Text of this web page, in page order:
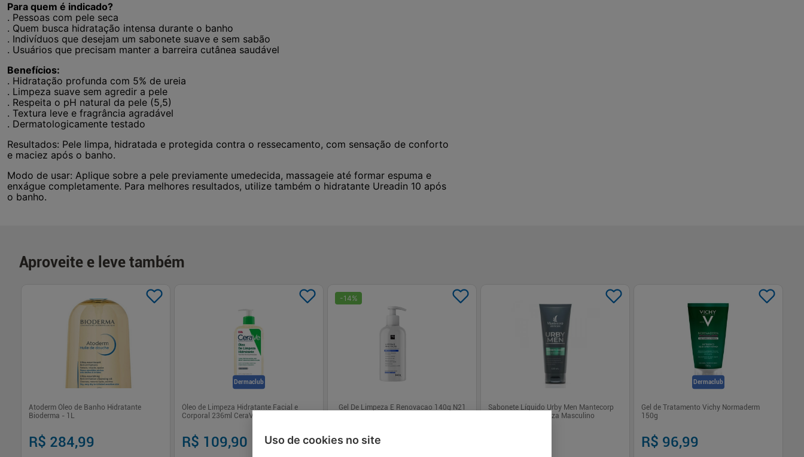
Uso de cookies no site
Para quem é indicado?
. Pessoas com pele seca
. Quem busca hidratação intensa durante o banho
. Indivíduos que desejam um sabonete suave e sem sabão
. Usuários que precisam manter a barreira cutânea saudável
Benefícios:
. Hidratação profunda com 5% de ureia
. Limpeza suave sem agredir a pele
. Respeita o pH natural da pele (5,5)
. Textura leve e fragrância agradável
. Dermatologicamente testado
Resultados: Pele limpa, hidratada e protegida contra o ressecamento, com sensação de conforto
e maciez após o banho.
Modo de usar: Aplique sobre a pele previamente umedecida, massageie até formar espuma e
enxágue completamente. Para melhores resultados, utilize também o hidratante Ureadin 10 após
o banho.
Aproveite e leve também
Atoderm Óleo de Banho Hidratante
Bioderma - 1L
R$ 284,99
Dermaclub
Óleo de Limpeza Hidratante Facial e
Corporal 236ml CeraVe
R$ 109,90
-14%
Gel De Limpeza E Renovacao 140g N21
R$ 34,99
Sabonete Líquido Urby Men Mantecorp
150ml Gel de Limpeza Masculino
Dermaclub
Gel de Tratamento Vichy Normaderm
150g
R$ 96,99